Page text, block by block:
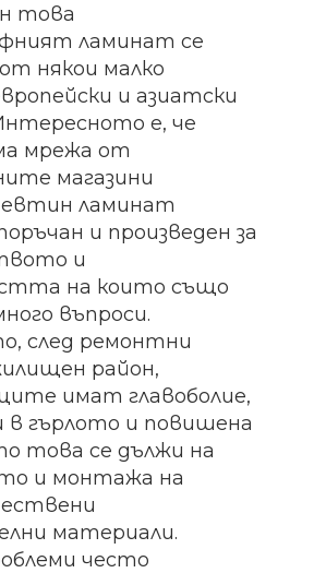
това
ламинат се
някои малко
и азиатски
е, че
мрежа от
магазини
ламинат
и произведен за
и
на които също
въпроси.
след ремонтни
район,
имат главоболие,
в гърлото и повишена
това се дължи на
и монтажа на
материали.
често